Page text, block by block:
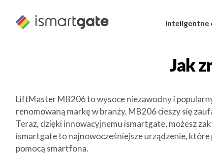
treści
Inteligentne
Jak
LiftMaster MB206 to wysoce niezawodny i
renomowaną markę w branży, MB206 cieszy się
Teraz, dzięki innowacyjnemu ismartgate, możesz
ismartgate to najnowocześniejsze urządzenie,
pomocą smartfona.